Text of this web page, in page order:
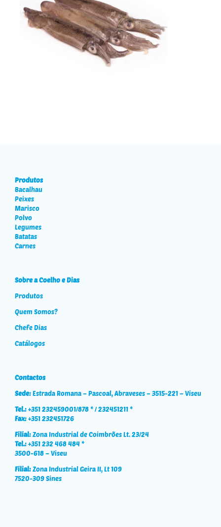
Lula
Produtos
Bacalhau
Peixes
Marisco
Polvo
Legumes
Batatas
Carnes
Sobre a Coelho e Dias
Produtos
Quem Somos?
Chefe Dias
Catálogos
Contactos
Sede:Estrada Romana – Pascoal, Abraveses – 3515-221 – Viseu
Tel.:+351 232459001/878 * / 232451211 *
Fax:+351 232451726
Filial:Zona Industrial de Coimbrões Lt. 23/24
Tel.:+351 232 468 484 *
3500-618 – Viseu
Filial:Zona Industrial Geira II, Lt 109
7520-309 Sines